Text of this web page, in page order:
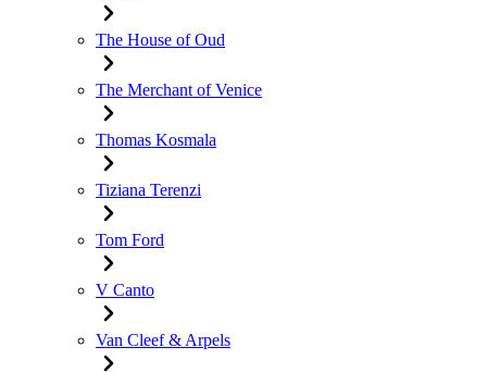
The House of Oud
The Merchant of Venice
Thomas Kosmala
Tiziana Terenzi
Tom Ford
V Canto
Van Cleef & Arpels